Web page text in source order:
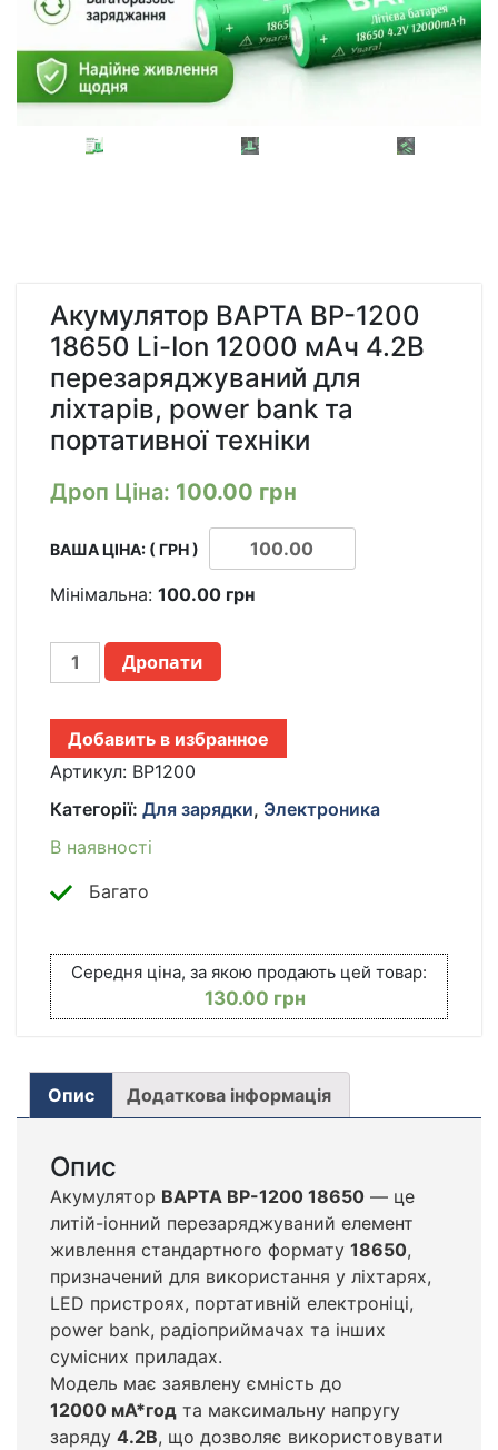
Акумулятор BAPTA BP-1200
18650 Li-Ion 12000 мАч 4.2В
перезаряджуваний для
ліхтарів, power bank та
портативної техніки
Дроп Ціна: 100.00 грн
ВАША ЦІНА: ( ГРН )
Мінімальна: 100.00 грн
АККУМУЛЯТОР
1200
18650
LI-
12000
МАЧ
ПЕРЕЗАРЯЖАЕМЫЙ
POWER
BANK
И
КІЛЬКІСТЬ
Дропати
Добавить в избранное
Артикул: BP1200
Категорії: Для зарядки, Электроника
В наявності
Багато
Середня ціна, за якою продають цей товар:
130.00 грн
Опис Додаткова інформація
Опис
Акумулятор BAPTA BP-1200 18650 — це
литій-іонний перезаряджуваний елемент
живлення стандартного формату 18650,
призначений для використання у ліхтарях,
LED пристроях, портативній електроніці,
power bank, радіоприймачах та інших
сумісних приладах.
Модель має заявлену ємність до
12000 мА*год та максимальну напругу
заряду 4.2В, що дозволяє використовувати